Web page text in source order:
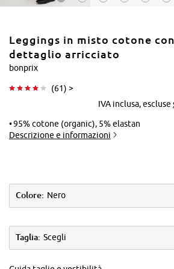
Leggings in misto cotone con
dettaglio arricciato
bonprix
(61) >
IVA inclusa, escluse
95% cotone (organic), 5% elastan
Descrizione e informazioni
Colore: Nero
Taglia: Scegli